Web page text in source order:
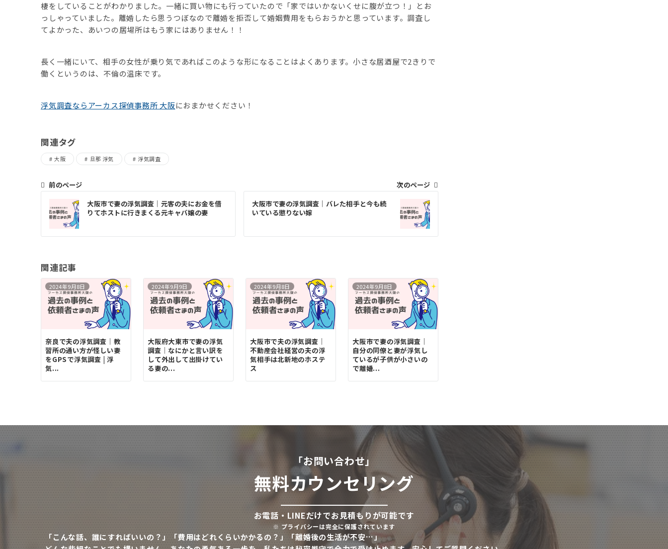
棲をしていることがわかりました。一緒に買い物にも行っていたので「家ではいかないくせに腹が立つ！」とお
っしゃっていました。離婚したら思うつぼなので離婚を拒否して婚姻費用をもらおうかと思っています。調査し
てよかった、あいつの居場所はもう家にはありません！！
長く一緒にいて、相手の女性が乗り気であればこのような形になることはよくあります。小さな居酒屋で2きりで
働くというのは、不倫の温床です。
浮気調査ならアーカス探偵事務所 大阪におまかせください！
関連タグ
大阪 旦那 浮気 浮気調査
稿
ゲ
ー
シ
ョ
前のページ
大阪市で妻の浮気調査｜元客の夫にお金を借
りてホストに行きまくる元キャバ嬢の妻
次のページ
大阪市で妻の浮気調査｜バレた相手と今も続
いている懲りない嫁
関連記事
2024年9月8日
奈良で夫の浮気調査｜教
習所の通い方が怪しい妻
をGPSで浮気調査 | 浮
気...
2024年9月9日
大阪府大東市で妻の浮気
調査｜なにかと言い訳を
して外出して出掛けてい
る妻の...
2024年9月8日
大阪市で夫の浮気調査｜
不動産会社経営の夫の浮
気相手は北新地のホステ
ス
2024年9月8日
大阪市で妻の浮気調査｜
自分の同僚と妻が浮気し
ているが子供が小さいの
で離婚...
「お問い合わせ」
無料カウンセリング
お電話・LINEだけでお見積もりが可能です
※ プライバシーは完全に保護されています
「こんな話、誰にすればいいの？」「費用はどれくらいかかるの？」「離婚後の生活が不安…」